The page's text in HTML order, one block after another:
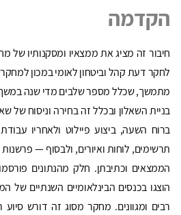
הקדמה
חיבור זה מציג את ממצאיו ומסקנותיו של
לחקר דעת קהל וביטחון לאומי במכון
מתמשך, שכלל מספר שלבים מדי שנה
בניית השאלון ובכלל זה בחירה וניסוח של
ברוח השעה, ביצוע פיילוט ולאחריו
תרשימים, לוחות ואיורים, ולבסוף —
הממצאים וכתיבתן. חלק מהנתונים
הוצגו בכנסים הבינלאומיים השנתיים של
רבים ומגוונים. מחקר מסוג זה דורש